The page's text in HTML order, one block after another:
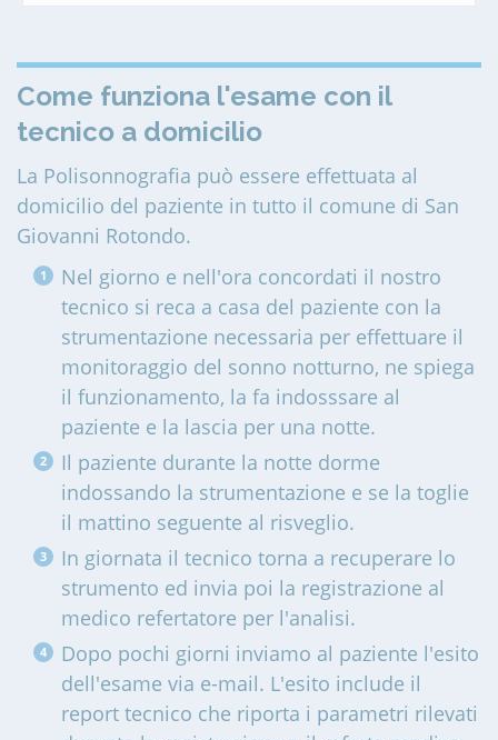
Come funziona l'esame con il
tecnico a domicilio
La Polisonnografia può essere effettuata al
domicilio del paziente in tutto il comune di San
Giovanni Rotondo.
Nel giorno e nell'ora concordati il nostro
tecnico si reca a casa del paziente con la
strumentazione necessaria per effettuare il
monitoraggio del sonno notturno, ne spiega
il funzionamento, la fa indosssare al
paziente e la lascia per una notte.
Il paziente durante la notte dorme
indossando la strumentazione e se la toglie
il mattino seguente al risveglio.
In giornata il tecnico torna a recuperare lo
strumento ed invia poi la registrazione al
medico refertatore per l'analisi.
Dopo pochi giorni inviamo al paziente l'esito
dell'esame via e-mail. L'esito include il
report tecnico che riporta i parametri rilevati